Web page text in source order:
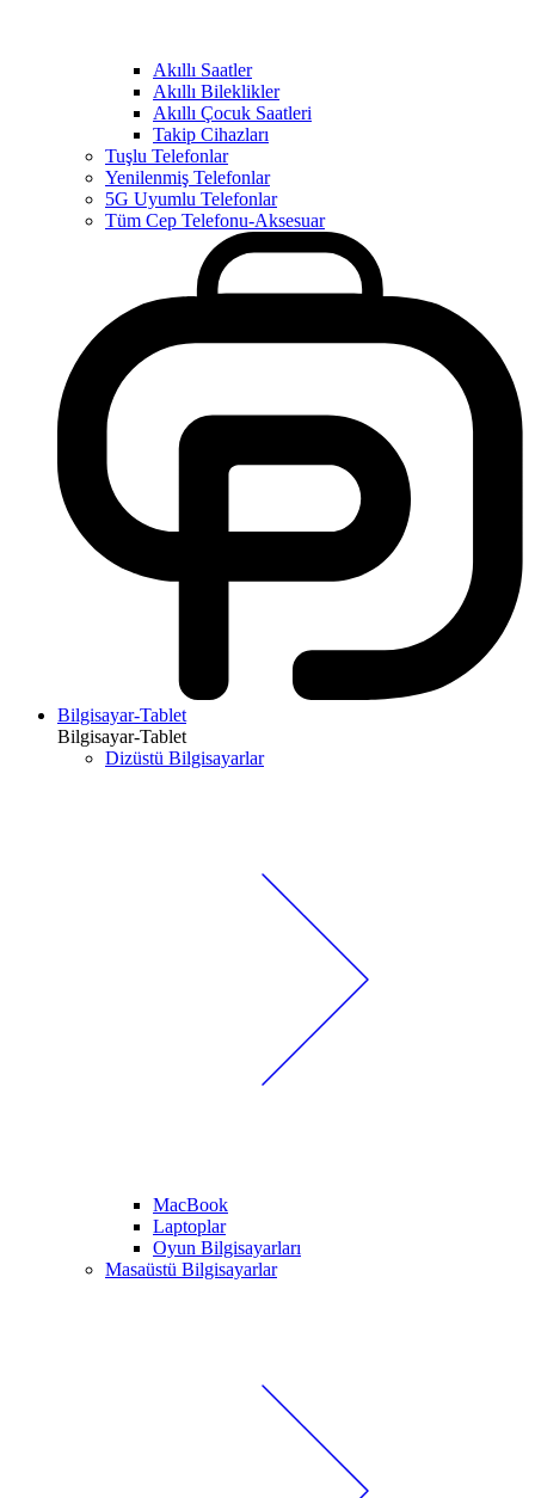
Akıllı Saatler
Akıllı Bileklikler
Akıllı Çocuk Saatleri
Takip Cihazları
Tuşlu Telefonlar
Yenilenmiş Telefonlar
5G Uyumlu Telefonlar
Tüm Cep Telefonu-Aksesuar
Bilgisayar-Tablet
Bilgisayar-Tablet
Dizüstü Bilgisayarlar
MacBook
Laptoplar
Oyun Bilgisayarları
Masaüstü Bilgisayarlar